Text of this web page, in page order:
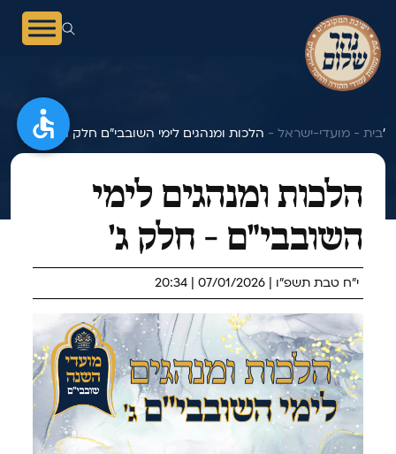
בית - מועדי-ישראל - הלכות ומנהגים לימי השובבי"ם חלק ג'
הלכות ומנהגים לימי
השובבי"ם - חלק ג'
י"ח טבת תשפ"ו | 07/01/2026 | 20:34